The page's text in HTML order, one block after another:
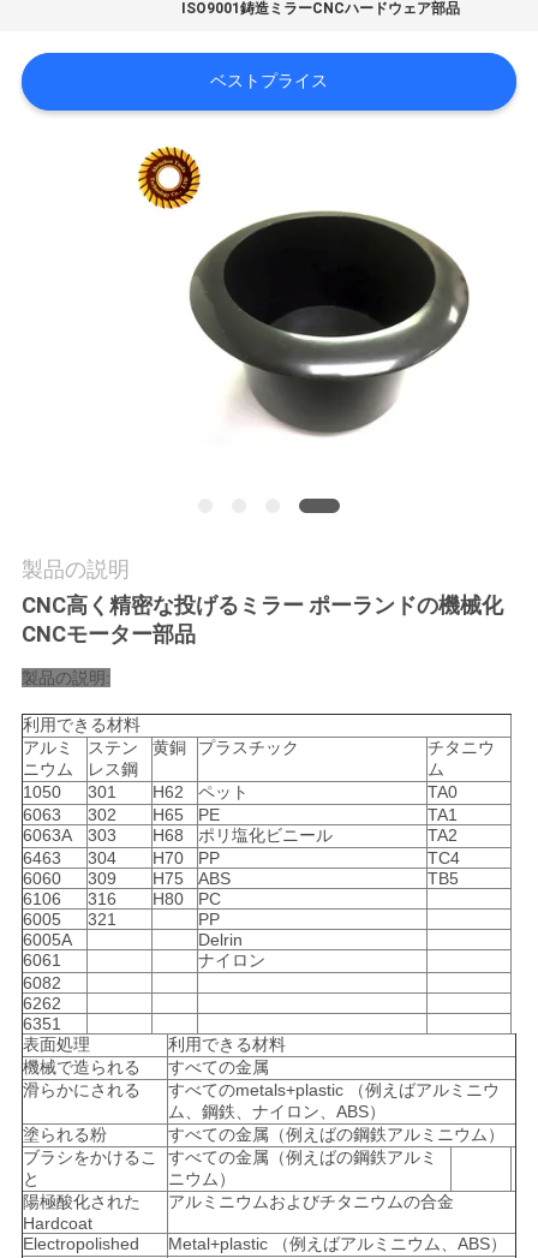
品
い
ニ
ュ
ー
ス
引
金
を
求
め
て
く
だ
ISO9001鋳造ミラーCNCハードウェア部品
ベストプライス
製品の説明
CNC高く精密な投げるミラー ポーランドの機械化
CNCモーター部品
製品の説明:
利用できる材料
アルミ
ニウム
ステン
レス鋼
黄銅 プラスチック
チタニウ
ム
1050
301 H62 ペット
TA0
6063
302 H65 PE
TA1
6063A
303 H68 ポリ塩化ビニール
TA2
6463
304 H70 PP
TC4
6060
309 H75 ABS
TB5
6106
316 H80
PC
6005
321
PP
6005A
Delrin
6061
ナイロン
6082
6262
6351
表面処理
利用できる材料
機械で造られる
すべての金属
滑らかにされる
すべてのmetals+plastic （例えばアルミニウ
ム、鋼鉄、ナイロン、ABS）
塗られる粉
すべての金属（例えばの鋼鉄アルミニウム）
ブラシをかけるこ
と
すべての金属（例えばの鋼鉄アルミ
ニウム）
陽極酸化された
Hardcoat
アルミニウムおよびチタニウムの合金
Electropolished
Metal+plastic （例えばアルミニウム、ABS）